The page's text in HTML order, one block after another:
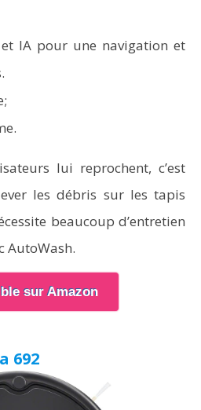
et IA pour une navigation et
lui reprochent, c’est
les débris sur les tapis
beaucoup d’entretien
AutoWash.
sur Amazon
692